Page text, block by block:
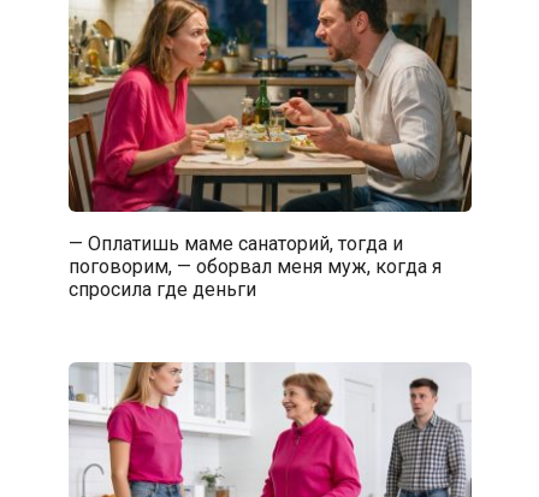
— Оплатишь маме санаторий, тогда и
поговорим, — оборвал меня муж, когда я
спросила где деньги